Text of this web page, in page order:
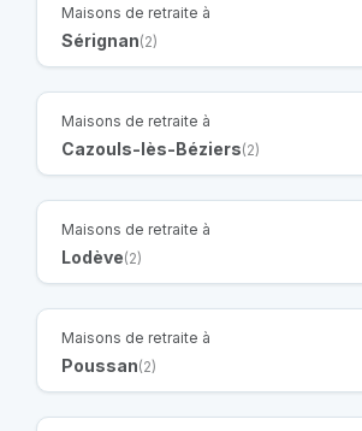
Maisons de retraite à
Sérignan(2)
Maisons de retraite à
Cazouls-lès-Béziers(2)
Maisons de retraite à
Lodève(2)
Maisons de retraite à
Poussan(2)